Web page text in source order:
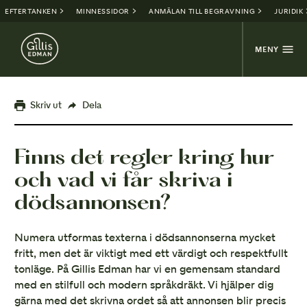
EFTERTANKEN MINNESSIDOR ANMÄLAN TILL BEGRAVNING JURIDIK
MENY
Skriv ut Dela
Finns det regler kring hur
och vad vi får skriva i
dödsannonsen?
Numera utformas texterna i dödsannonserna mycket
fritt, men det är viktigt med ett värdigt och respektfullt
tonläge. På Gillis Edman har vi en gemensam standard
med en stilfull och modern språkdräkt. Vi hjälper dig
gärna med det skrivna ordet så att annonsen blir precis